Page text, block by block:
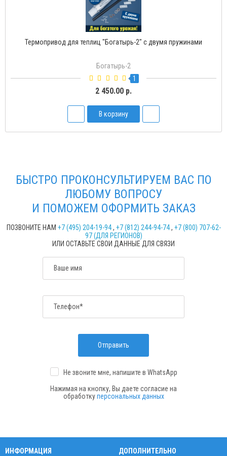
Термопривод для теплиц "Богатырь-2" с двумя пружинами
Богатырь-2
1
2 450.00 р.
В корзину
БЫСТРО ПРОКОНСУЛЬТИРУЕМ ВАС ПО
ЛЮБОМУ ВОПРОСУ
И ПОМОЖЕМ ОФОРМИТЬ ЗАКАЗ
ПОЗВОНИТЕ НАМ +7 (495) 204-19-94, +7 (812) 244-94-74, +7 (800) 707-62-
97 (ДЛЯ РЕГИОНОВ)
ИЛИ ОСТАВЬТЕ СВОИ ДАННЫЕ ДЛЯ СВЯЗИ
Ваше имя
Телефон*
Отправить
Не звоните мне, напишите в WhatsApp
Нажимая на кнопку, Вы даете согласие на
обработкуперсональных данных
ИНФОРМАЦИЯ ДОПОЛНИТЕЛЬНО